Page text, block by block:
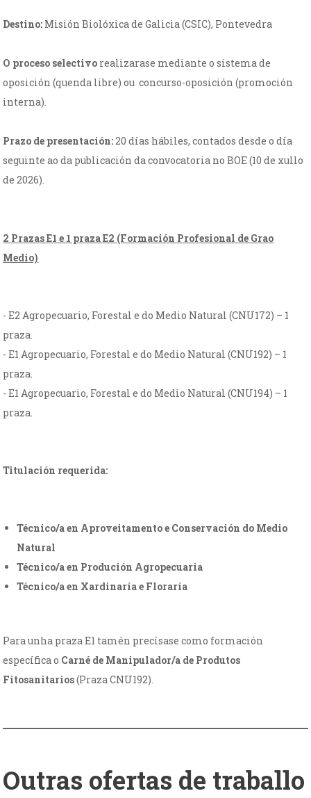
Destino: Misión Biolóxica de Galicia (CSIC), Pontevedra
O proceso selectivo realizarase mediante o sistema de
oposición (quenda libre) ou concurso-oposición (promoción
interna).
Prazo de presentación:20 días hábiles, contados desde o día
seguinte ao da publicación da convocatoria no BOE (10 de xullo
de 2026).
2 Prazas E1 e 1 praza E2 (Formación Profesional de Grao
Medio)
- E2 Agropecuario, Forestal e do Medio Natural (CNU172) – 1
praza.
- E1 Agropecuario, Forestal e do Medio Natural (CNU192) – 1
praza.
- E1 Agropecuario, Forestal e do Medio Natural (CNU194) – 1
praza.
Titulación requerida:
Técnico/a en Aproveitamento e Conservación do Medio
Natural
Técnico/a en Produción Agropecuaria
Técnico/a en Xardinaría e Floraría
Para unha praza E1 tamén precísase como formación
específica o Carné de Manipulador/a de Produtos
Fitosanitarios(Praza CNU192).
Outras ofertas de traballo